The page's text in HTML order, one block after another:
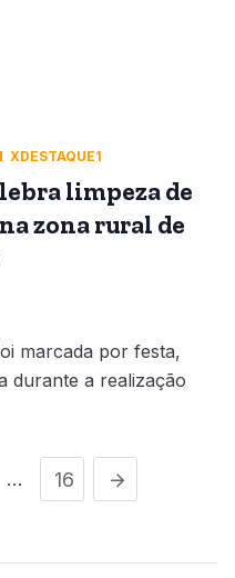
XDESTAQUE1
limpeza de
zona rural de
marcada por festa,
durante a realização
… 16